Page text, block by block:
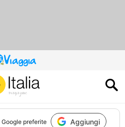
QUESTO
SITO
CONTRIBUISCE
ALL’AUDIENCE
DI
preferite Aggiungi